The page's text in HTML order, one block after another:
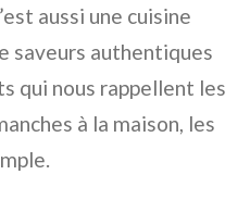
aussi une cuisine
saveurs authentiques
qui nous rappellent les
à la maison, les